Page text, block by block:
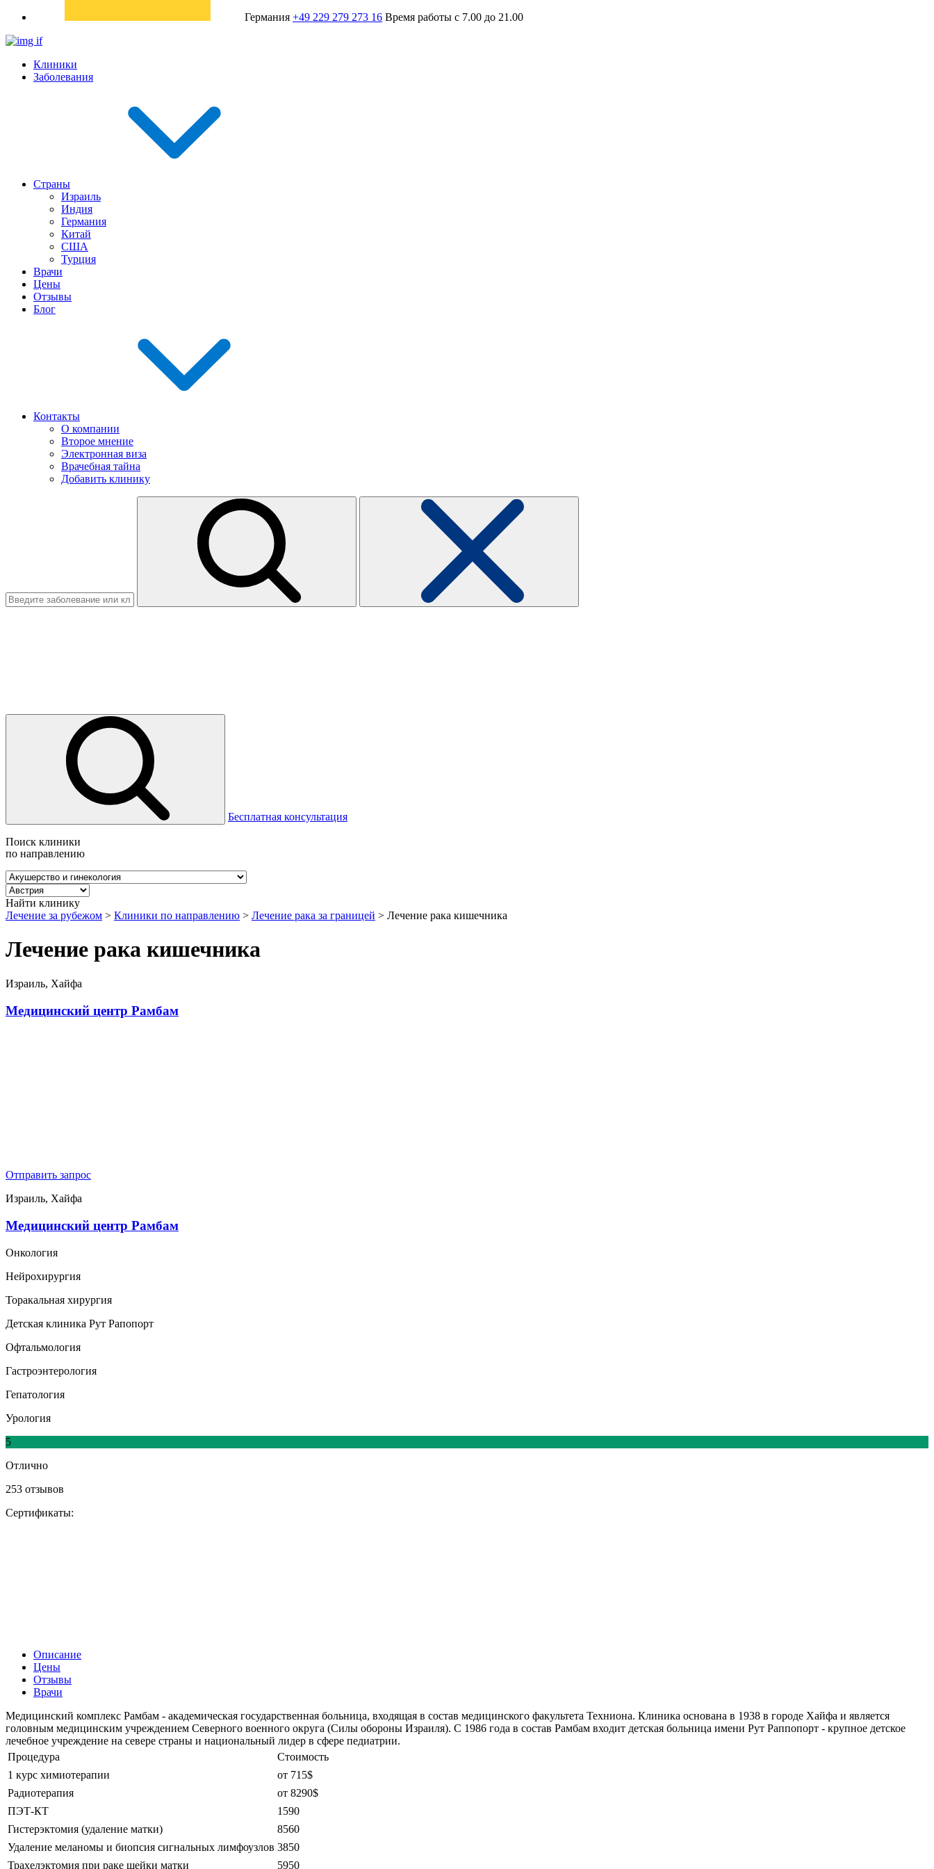
Германия +49 229 279 273 16 Время работы с 7.00 до 21.00
Клиники
Заболевания
Страны
Израиль
Индия
Германия
Китай
США
Турция
Врачи
Цены
Отзывы
Блог
Контакты
О компании
Второе мнение
Электронная виза
Врачебная тайна
Добавить клинику
Бесплатная консультация
Поиск клиники
по направлению
Найти клинику
Лечение за рубежом > Клиники по направлению > Лечение рака за границей > Лечение рака кишечника
Лечение рака кишечника
Израиль, Хайфа
Медицинский центр Рамбам
Отправить запрос
Израиль, Хайфа
Медицинский центр Рамбам
Онкология
Нейрохирургия
Торакальная хирургия
Детская клиника Рут Рапопорт
Офтальмология
Гастроэнтерология
Гепатология
Урология
5
Отлично
253 отзывов
Сертификаты:
Описание
Цены
Отзывы
Врачи
Медицинский комплекс Рамбам - академическая государственная больница, входящая в состав медицинского факультета Техниона. Клиника основана в 1938 в городе Хайфа и является
головным медицинским учреждением Северного военного округа (Силы обороны Израиля). С 1986 года в состав Рамбам входит детская больница имени Рут Раппопорт - крупное детское
лечебное учреждение на севере страны и национальный лидер в сфере педиатрии.
Процедура
Стоимость
1 курс химиотерапии
от 715$
Радиотерапия
от 8290$
ПЭТ-КТ
1590
Гистерэктомия (удаление матки)
8560
Удаление меланомы и биопсия сигнальных лимфоузлов 3850
Трахелэктомия при раке шейки матки
5950